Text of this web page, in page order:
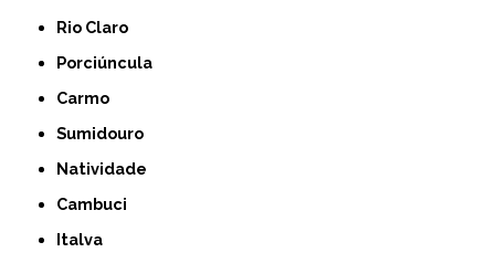
Rio Claro
Porciúncula
Carmo
Sumidouro
Natividade
Cambuci
Italva